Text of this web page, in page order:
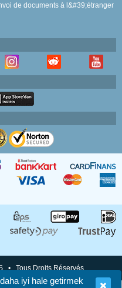
de documents à l&#39;étranger
• Tous Droits Réservés
iyi hale getirmek